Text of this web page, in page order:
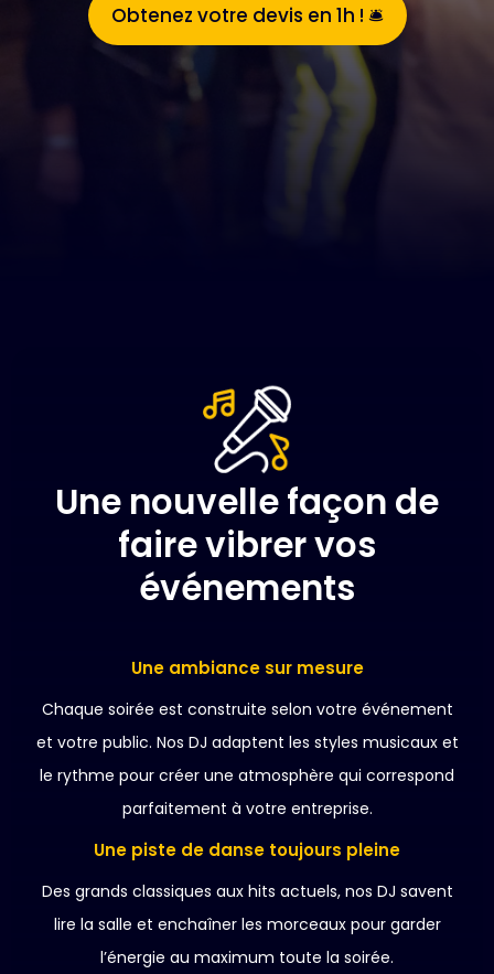
Obtenez votre devis en 1h ! 🛎️
Une nouvelle façon de
faire vibrer vos
événements
Une ambiance sur mesure
Chaque soirée est construite selon votre événement
et votre public. Nos DJ adaptent les styles musicaux et
le rythme pour créer une atmosphère qui correspond
parfaitement à votre entreprise.
Une piste de danse toujours pleine
Des grands classiques aux hits actuels, nos DJ savent
lire la salle et enchaîner les morceaux pour garder
l’énergie au maximum toute la soirée.